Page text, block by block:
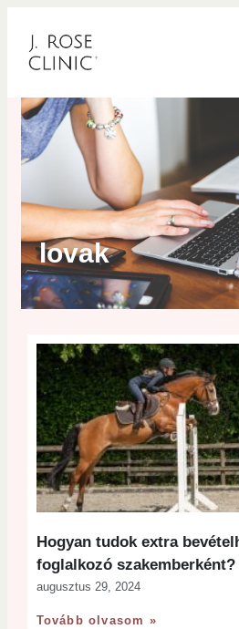
lovak
Hogyan tudok extra
foglalkozó szakemberként?
augusztus 29, 2024
Tovább olvasom »